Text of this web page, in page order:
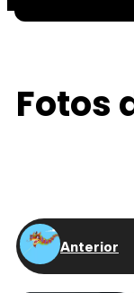
Fotos
Anterior